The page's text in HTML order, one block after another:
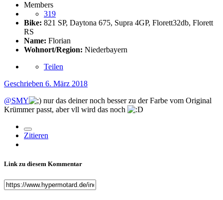
Members
319
Bike: 821 SP, Daytona 675, Supra 4GP, Florett32db, Florett
RS
Name: Florian
Wohnort/Region: Niederbayern
Teilen
Geschrieben 6. März 2018
@SMY
nur das deiner noch besser zu der Farbe vom Original
Krümmer passt, aber vll wird das noch
Zitieren
Link zu diesem Kommentar